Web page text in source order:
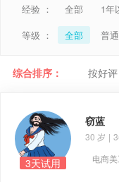
经验 ：
全部 1年
等级 ：
全部 普
综合排序： 按好评
3天试用
窃蓝
30 岁 |
电商